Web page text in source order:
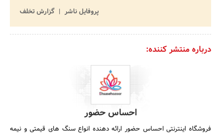
پروفایل ناشر گزارش تخلف
درباره منتشر کننده:
احساس حضور
فروشگاه اینترنتی احساس حضور ارائه دهنده انواع سنگ های قیمتی و نیمه